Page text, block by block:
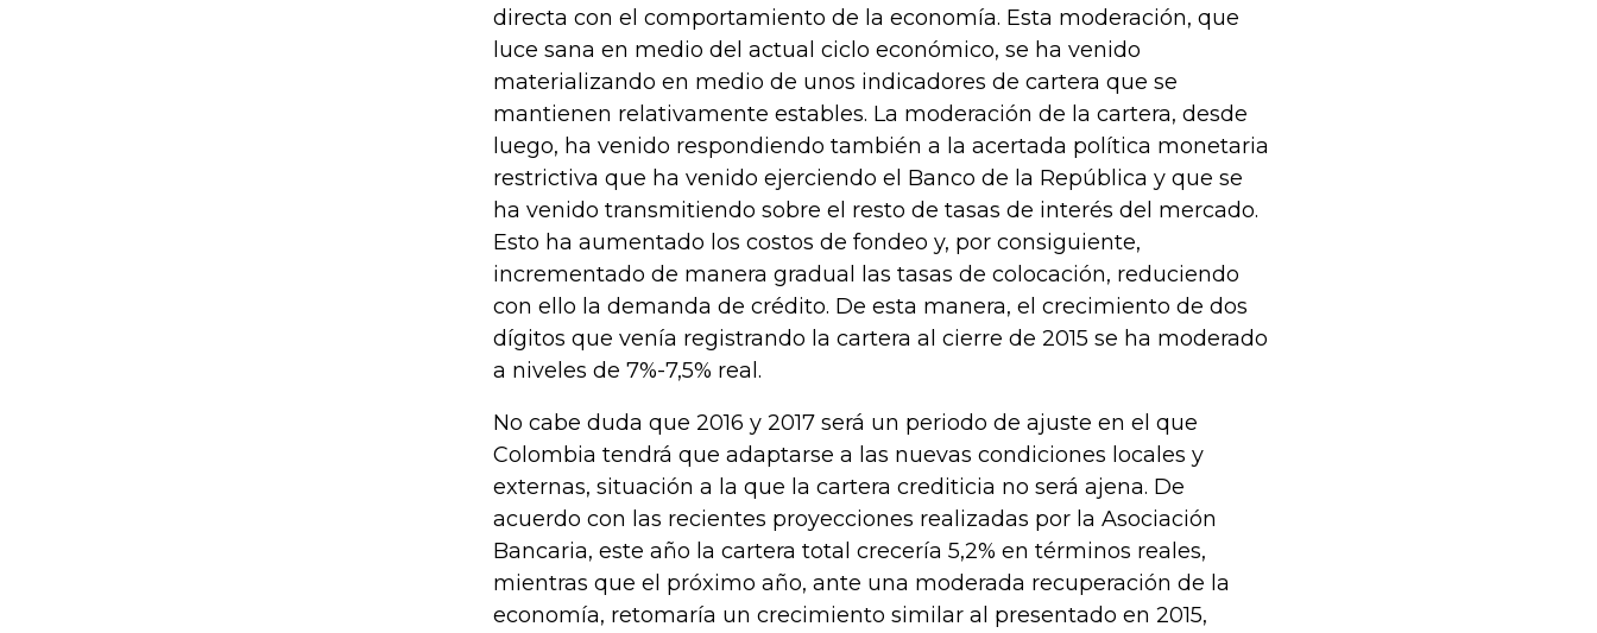
directa con el comportamiento de la economía. Esta moderación, que
luce sana en medio del actual ciclo económico, se ha venido
materializando en medio de unos indicadores de cartera que se
mantienen relativamente estables. La moderación de la cartera, desde
luego, ha venido respondiendo también a la acertada política monetaria
restrictiva que ha venido ejerciendo el Banco de la República y que se
ha venido transmitiendo sobre el resto de tasas de interés del mercado.
Esto ha aumentado los costos de fondeo y, por consiguiente,
incrementado de manera gradual las tasas de colocación, reduciendo
con ello la demanda de crédito. De esta manera, el crecimiento de dos
dígitos que venía registrando la cartera al cierre de 2015 se ha moderado
a niveles de 7%-7,5% real.
No cabe duda que 2016 y 2017 será un periodo de ajuste en el que
Colombia tendrá que adaptarse a las nuevas condiciones locales y
externas, situación a la que la cartera crediticia no será ajena. De
acuerdo con las recientes proyecciones realizadas por la Asociación
Bancaria, este año la cartera total crecería 5,2% en términos reales,
mientras que el próximo año, ante una moderada recuperación de la
economía, retomaría un crecimiento similar al presentado en 2015,